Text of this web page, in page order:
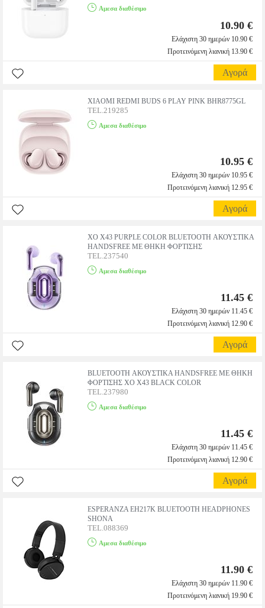
Αμεσα διαθέσιμο
10.90 €
Ελάχιστη 30 ημερών 10.90 €
Προτεινόμενη λιανική 13.90 €
Αγορά
XIAOMI REDMI BUDS 6 PLAY PINK BHR8775GL
TEL.219285
Αμεσα διαθέσιμο
10.95 €
Ελάχιστη 30 ημερών 10.95 €
Προτεινόμενη λιανική 12.95 €
Αγορά
XO X43 PURPLE COLOR BLUETOOTH ΑΚΟΥΣΤΙΚΑ
HANDSFREE ΜΕ ΘΗΚΗ ΦΟΡΤΙΣΗΣ
TEL.237540
Αμεσα διαθέσιμο
11.45 €
Ελάχιστη 30 ημερών 11.45 €
Προτεινόμενη λιανική 12.90 €
Αγορά
BLUETOOTH ΑΚΟΥΣΤΙΚΑ HANDSFREE ΜΕ ΘΗΚΗ
ΦΟΡΤΙΣΗΣ XO X43 BLACK COLOR
TEL.237980
Αμεσα διαθέσιμο
11.45 €
Ελάχιστη 30 ημερών 11.45 €
Προτεινόμενη λιανική 12.90 €
Αγορά
ESPERANZA EH217K BLUETOOTH HEADPHONES
SHONA
TEL.088369
Αμεσα διαθέσιμο
11.90 €
Ελάχιστη 30 ημερών 11.90 €
Προτεινόμενη λιανική 19.90 €